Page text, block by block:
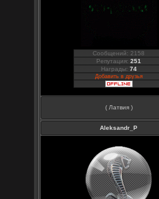
Сообщений: 2158
Репутация:251
Награды: 74
Добавить в друзья
( Латвия )
Aleksandr_P